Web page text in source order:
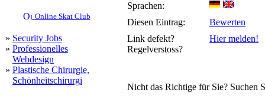
Online Skat Club
» Security Jobs
» Professionelles
Webdesign
» Plastische Chirurgie,
Schönheitschirurgi
Sprachen:
Diesen Eintrag:
Bewerten
Link defekt?
Regelverstoss?
Hier melden!
Nicht das Richtige für Sie? Suchen